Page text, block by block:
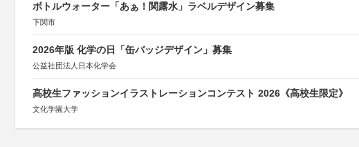
ボトルウォーター「あぁ！関露水」ラベルデザイン募集
下関市
2026年版 化学の日「缶バッジデザイン」募集
公益社団法人日本化学会
高校生ファッションイラストレーションコンテスト 2026《高校生限定》
文化学園大学